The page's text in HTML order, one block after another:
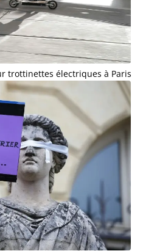
trottinettes électriques à Paris